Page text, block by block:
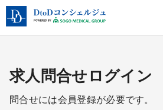
クリニック開業
求人問合せログイン
問合せには会員登録が必要です。